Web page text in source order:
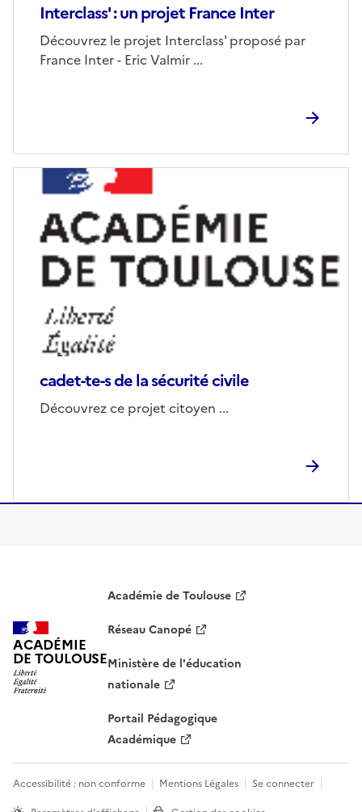
Interclass' : un projet France Inter
Corps
Découvrez le projet Interclass' proposé par
France Inter - Eric Valmir ...
cadet-te-s de la sécurité civile
Corps
Découvrez ce projet citoyen ...
couverture
(conseillée)
ACADÉMIE
DE TOULOUSE
Académie de Toulouse
Réseau Canopé
Ministère de l'éducation
nationale
Portail Pédagogique
Académique
Accessibilité : non conforme Mentions Légales
Se connecter